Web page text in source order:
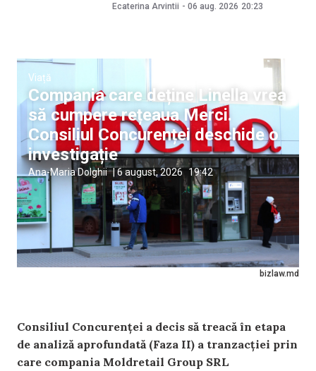
Ecaterina Arvintii - 06 aug. 2026 20:23
bizlaw.md
Viață
Compania care deține Linella vrea
să cumpere rețeaua Merci.
Consiliul Concurenței deschide o
investigație
Ana-Maria Dolghii | 6 august, 2026 19:42
Consiliul Concurenței a decis să treacă în etapa
de analiză aprofundată (Faza II) a tranzacției prin
care compania Moldretail Group SRL